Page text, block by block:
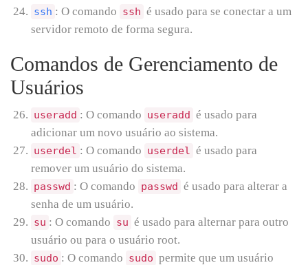
ssh : O comando ssh é usado para se conectar a um
servidor remoto de forma segura.
Comandos de Gerenciamento de
Usuários
useradd : O comando useradd é usado para
adicionar um novo usuário ao sistema.
userdel : O comando userdel é usado para
remover um usuário do sistema.
passwd : O comando passwd é usado para alterar a
senha de um usuário.
su : O comando su é usado para alternar para outro
usuário ou para o usuário root.
sudo : O comando sudo permite que um usuário